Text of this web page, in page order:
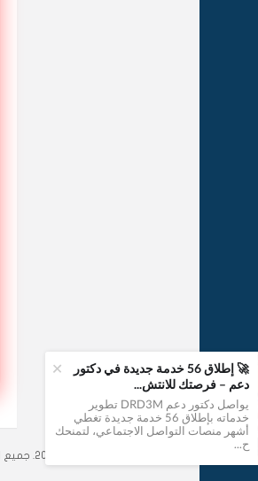
🚀 إطلاق 56 خدمة جديدة في دكتور
دعم – فرصتك للانتش...
يواصل دكتور دعم DRD3M تطوير
خدماته بإطلاق 56 خدمة جديدة تغطي
أشهر منصات التواصل الاجتماعي، لتمنحك
ح...
+